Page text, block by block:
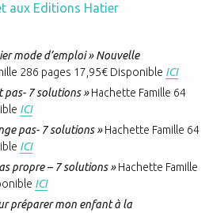
aux Editions Hatier
mode d’emploi » Nouvelle
286 pages 17,95€ Disponible ICI
pas- 7 solutions »Hachette Famille 64
ICI
pas- 7 solutions »Hachette Famille 64
ICI
propre – 7 solutions »Hachette Famille
ICI
préparer mon enfant à la